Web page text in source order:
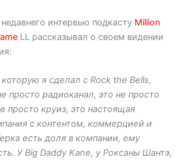
интервью подкасту Million
LL рассказывал о своем видении
я сделал с Rock the Bells,
просто радиоканал, это не просто
просто круиз, это настоящая
с контентом, коммерцией и
есть доля в компании, ему
У Big Daddy Kane, у Роксаны Шантэ,